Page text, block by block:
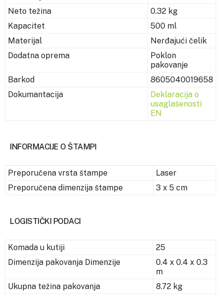
Neto težina
0.32 kg
Kapacitet
500 ml
Materijal
Nerđajući čelik
Dodatna oprema
Poklon
pakovanje
Barkod
8605040019658
Dokumantacija
Deklaracija o
usaglašenosti
EN
INFORMACIJE O ŠTAMPI
Preporučena vrsta štampe
Laser
Preporučena dimenzija štampe
3 x 5 cm
LOGISTIČKI PODACI
Komada u kutiji
25
Dimenzija pakovanja Dimenzije
0.4 x 0.4 x 0.3
m
Ukupna težina pakovanja
8.72 kg